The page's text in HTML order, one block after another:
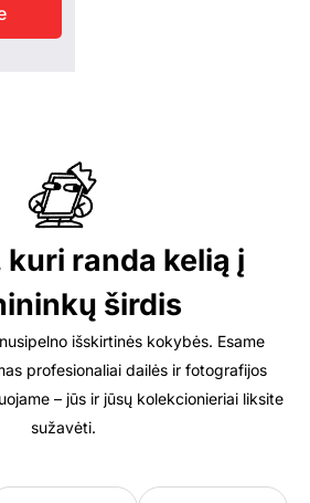
kuri randa kelią į
širdis
išskirtinės kokybės. Esame
profesionaliai dailės ir fotografijos
– jūs ir jūsų kolekcionieriai liksite
sužavėti.